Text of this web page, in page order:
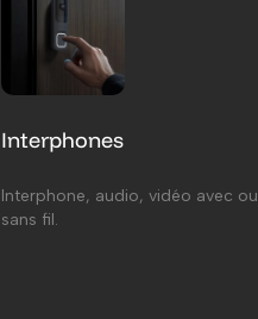
Interphones
Interphone, audio, vidéo avec ou
sans fil.